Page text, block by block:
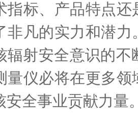
指标、产品特点
非凡的实力和潜
辐射安全意识的
量仪必将在更多
安全事业贡献力量